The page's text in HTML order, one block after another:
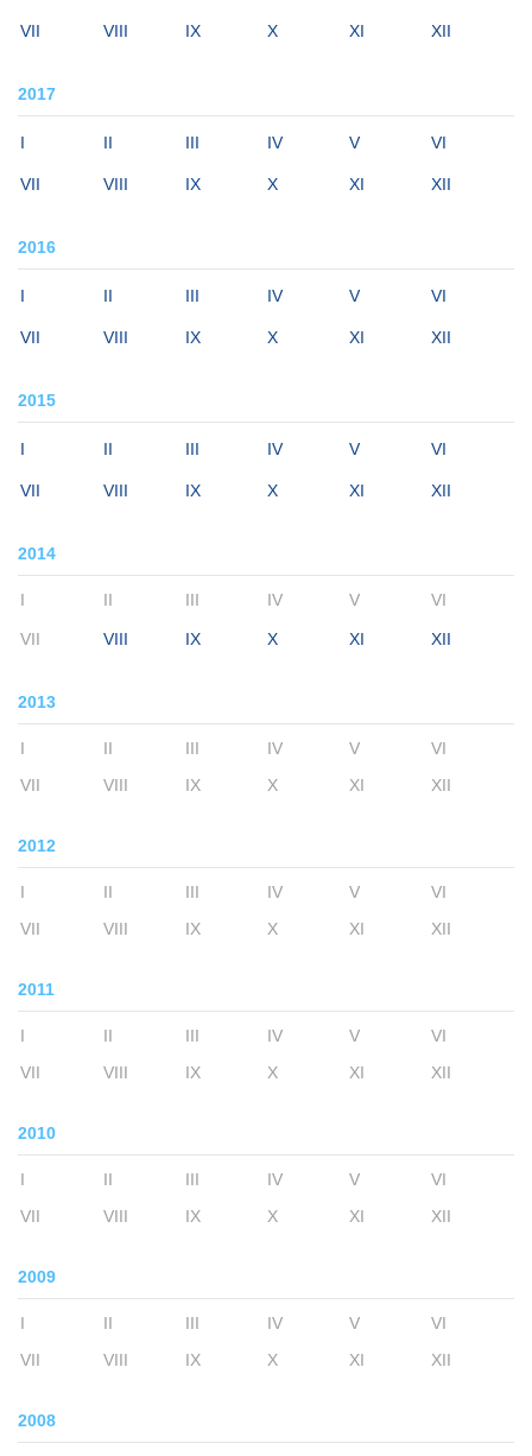
VII VIII IX X XI XII
2017
I II III IV V VI
VII VIII IX X XI XII
2016
I II III IV V VI
VII VIII IX X XI XII
2015
I II III IV V VI
VII VIII IX X XI XII
2014
I II III IV V VI
VII VIII IX X XI XII
2013
I II III IV V
VI
VII
VIII IX X XI XII
2012
I II III IV V
VI
VII
VIII IX X XI XII
2011
I II III IV V
VI
VII
VIII IX X XI XII
2010
I II III IV V
VI
VII
VIII IX X XI XII
2009
I II III IV V
VI
VII
VIII IX X XI XII
2008